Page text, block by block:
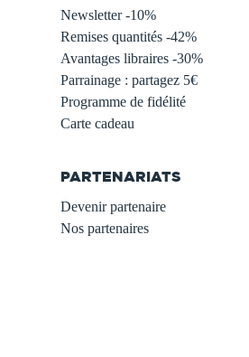
Newsletter -10%
Remises quantités -42%
Avantages libraires -30%
Parrainage : partagez 5€
Programme de fidélité
Carte cadeau
PARTENARIATS
Devenir partenaire
Nos partenaires